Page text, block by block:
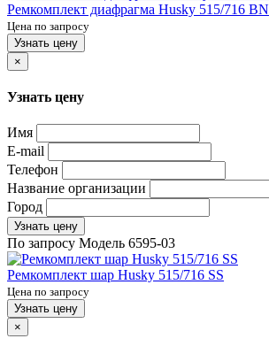
Ремкомплект диафрагма Husky 515/716 BN
Цена по запросу
Узнать цену
×
Узнать цену
Имя
E-mail
Телефон
Название организации
Город
Узнать цену
По запросу Модель 6595-03
Ремкомплект шар Husky 515/716 SS
Цена по запросу
Узнать цену
×